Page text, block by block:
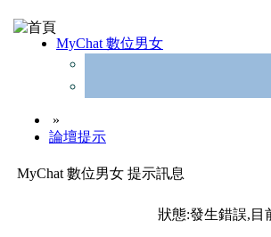
MyChat 數位男女
»
論壇提示
MyChat 數位男女 提示訊息
狀態:發生錯誤,目